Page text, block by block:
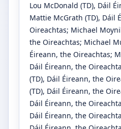
Lou McDonald (TD), Dáil
Mattie McGrath (TD), Dáil
Oireachtas; Michael
the Oireachtas; Michael
Éireann, the Oireachtas;
Dáil Éireann, the
(TD), Dáil Éireann, the
(TD), Dáil Éireann, the
Dáil Éireann, the
Dáil Éireann, the